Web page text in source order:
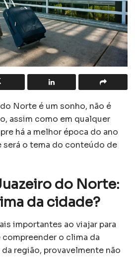
Norte é um sonho, não é
assim como em qualquer
há a melhor época do ano
será o tema do conteúdo de
do Norte:
da cidade?
importantes ao viajar para
o clima da
região, provavelmente não